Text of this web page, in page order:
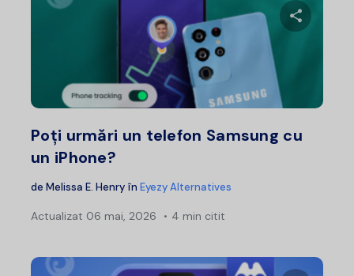
Poți urmări un telefon Samsung cu
un iPhone?
de Melissa E. Henry în Eyezy Alternatives
Actualizat 06 mai, 2026 4 min citit